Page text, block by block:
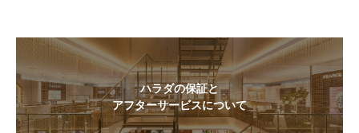
ハラダの保証と
アフターサービスについて